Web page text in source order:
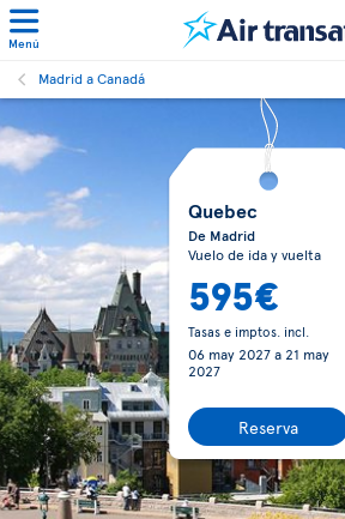
Menú
Madrid a Canadá
Quebec
De Madrid
Vuelo de ida y vuelta
595€
Tasas e imptos. incl.
06 may 2027a 21 may
2027
Reserva